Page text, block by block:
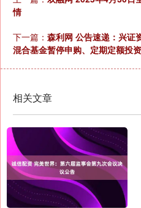
情
下一篇： 森利网 公告速递：兴证
混合基金暂停申购、定期定额投
相关文章